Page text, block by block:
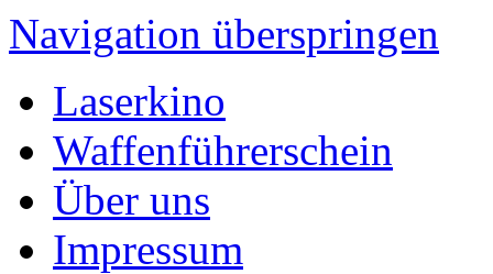
Navigation überspringen
Laserkino
Waffenführerschein
Über uns
Impressum